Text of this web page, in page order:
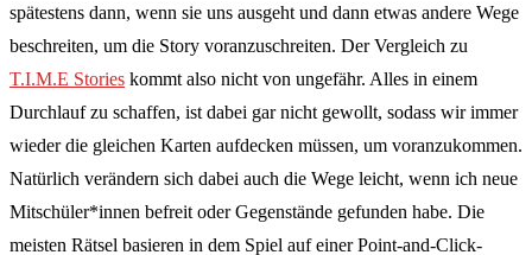
spätestens dann, wenn sie uns ausgeht und dann etwas andere Wege
beschreiten, um die Story voranzuschreiten. Der Vergleich zu
T.I.M.E Stories kommt also nicht von ungefähr. Alles in einem
Durchlauf zu schaffen, ist dabei gar nicht gewollt, sodass wir immer
wieder die gleichen Karten aufdecken müssen, um voranzukommen.
Natürlich verändern sich dabei auch die Wege leicht, wenn ich neue
Mitschüler*innen befreit oder Gegenstände gefunden habe. Die
meisten Rätsel basieren in dem Spiel auf einer Point-and-Click-